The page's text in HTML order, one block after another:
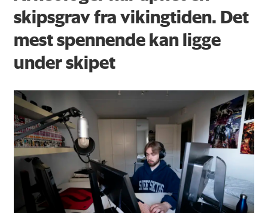
skipsgrav fra vikingtiden. Det
mest spennende kan ligge
under skipet